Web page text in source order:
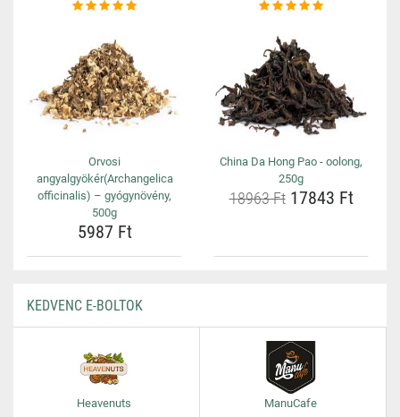
Orvosi
angyalgyökér(Archangelica
officinalis) – gyógynövény,
500g
5987 Ft
China Da Hong Pao - oolong,
250g
18963 Ft17843 Ft
KEDVENC E-BOLTOK
Heavenuts ManuCafe